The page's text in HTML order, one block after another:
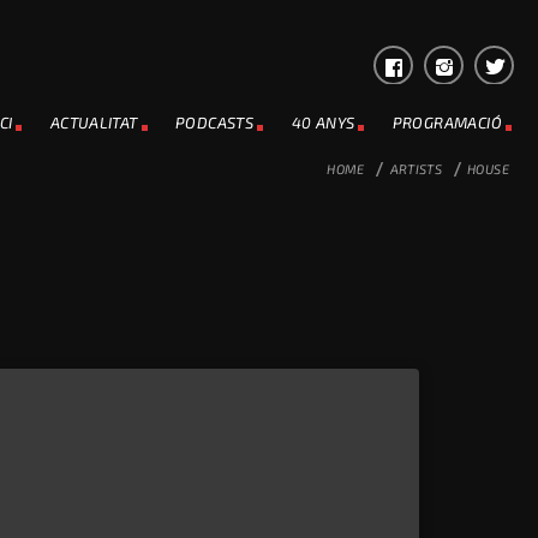
ACTUALITAT PODCASTS 40 ANYS PROGRAMACIÓ
HOME / ARTISTS / HOUSE